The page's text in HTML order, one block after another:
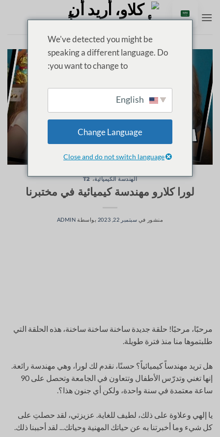
إلى
الهندسة الكيميائية،T2
لورا كلارو مهندسة كيميائية في مختبرنا
منشور في سبتمبر 22, 2023 بواسطة ADMIN
مرحبًا، مرحبًا! حلقة جديدة ساخنة ساخنة ساخنة، هذه الحلقة التي
طلبتموها منا منذ فترة طويلة.
هل تريد مهندساً كيميائياً؟ حسنًا، نقدم لك لورا، وهي مهندسة رائعة.
إنها تغني وتدرّس الأطفال وتتعاون في الجامعة وتحصل على 90
ساعة معتمدة في سنة واحدة، ولكن أي جنون هذا؟.
يا إلهي وعلاوة على ذلك، لطيف للغاية. عزيزتي، لقد حصلتِ على
كل شيء وما أخبرتنا به عن حياتك المهنية وحياتك... لقد أحببنا ذلك.
We've detected you might be
speaking a different language. Do
you want to change to:
Change Language
Close and do not switch language